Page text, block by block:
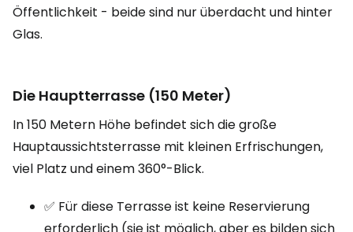
Öffentlichkeit - beide sind nur überdacht und hinter
Glas.
Die Hauptterrasse (150 Meter)
In 150 Metern Höhe befindet sich die große
Hauptaussichtsterrasse mit kleinen Erfrischungen,
viel Platz und einem 360°-Blick.
✅ Für diese Terrasse ist keine Reservierung